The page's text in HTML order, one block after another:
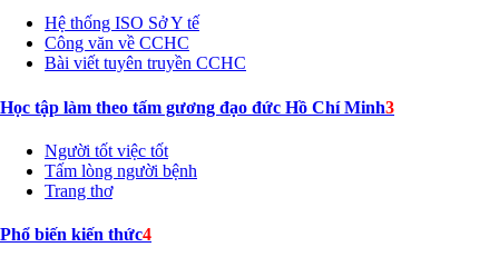
Hệ thống ISO Sở Y tế
Công văn về CCHC
Bài viết tuyên truyền CCHC
Học tập làm theo tấm gương đạo đức Hồ Chí Minh3
Người tốt việc tốt
Tấm lòng người bệnh
Trang thơ
Phổ biến kiến thức4